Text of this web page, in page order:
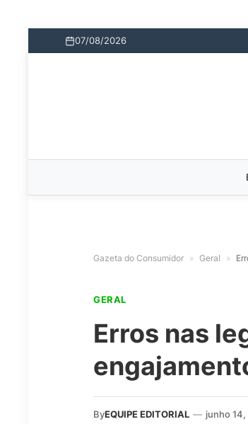
07/08/2026
Gazeta do Consumidor » Geral »
GERAL
Erros nas
ByEQUIPE EDITORIAL — junho